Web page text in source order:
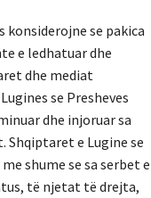
konsiderojne se pakica
e ledhatuar dhe
dhe mediat
se Presheves
dhe injoruar sa
Shqiptaret e Lugine se
shume se sa serbet e
të njetat të drejta,